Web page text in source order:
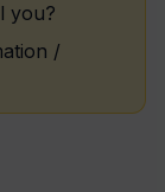
you?
/